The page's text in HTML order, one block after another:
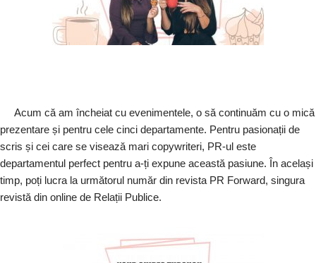
Acum că am încheiat cu evenimentele, o să continuăm cu o mică
prezentare și pentru cele cinci departamente. Pentru pasionații de
scris și cei care se visează mari copywriteri, PR-ul este
departamentul perfect pentru a-ți expune această pasiune. În același
timp, poți lucra la următorul număr din revista PR Forward, singura
revistă din online de Relații Publice.